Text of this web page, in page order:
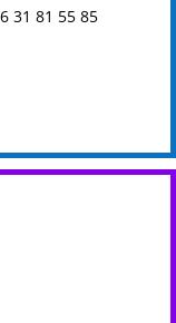
31 81 55 85